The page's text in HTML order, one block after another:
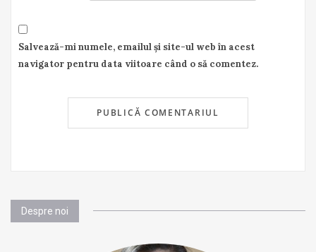
Salvează-mi numele, emailul și site-ul web în acest
navigator pentru data viitoare când o să comentez.
Despre noi